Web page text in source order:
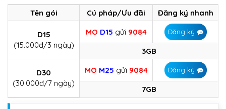
Tên gói Cú pháp/Ưu đãi Đăng ký nhanh
D15
(15.000đ/3 ngày)
MO D15 gửi 9084 Đăng ký
3GB
D30
(30.000đ/7 ngày)
MO M25 gửi 9084 Đăng ký
7GB